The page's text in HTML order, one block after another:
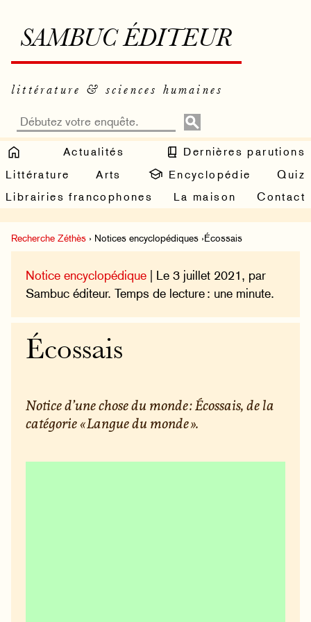
SAMBUC ÉDITEUR
littérature & sciences humaines
Actualités
Dernières parutions
Littérature
Arts Encyclopédie
Quiz
Librairies francophones
La maison Contact
Recherche Zéthès › Notices encyclopédiques ›Écossais
Notice encyclopédique | Le 3 juillet 2021, par
Sambuc éditeur. Temps de lecture : une minute.
Écossais
Notice d’une chose du monde : Écossais, de la
catégorie « Langue du monde ».